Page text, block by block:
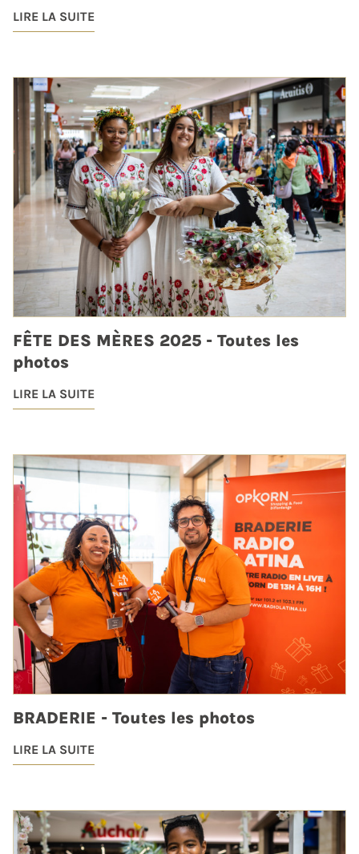
LIRE LA SUITE
FÊTE DES MÈRES 2025 - Toutes les
photos
LIRE LA SUITE
BRADERIE - Toutes les photos
LIRE LA SUITE